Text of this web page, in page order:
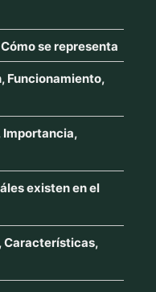
Cómo se representa
Funcionamiento,
Importancia,
existen en el
Características,